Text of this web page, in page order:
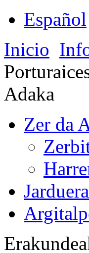
Español
Inicio
Adaka
Zer da